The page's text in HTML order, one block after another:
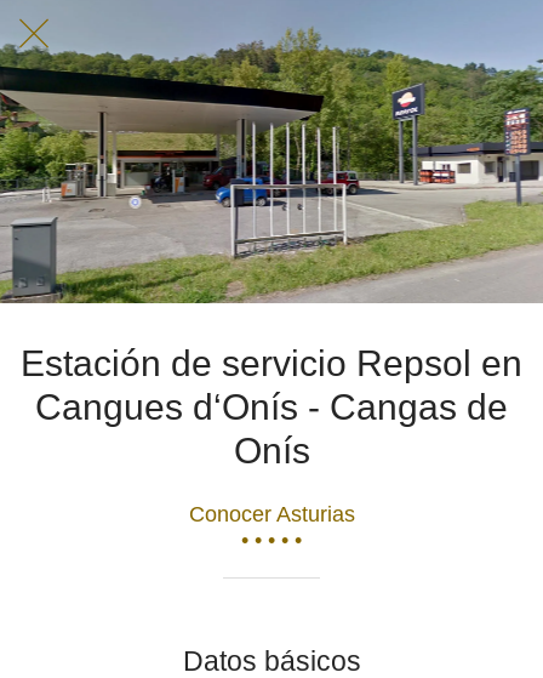
Estación de servicio Repsol en
Cangues d‘Onís - Cangas de
Onís
Conocer Asturias
• • • • •
Datos básicos